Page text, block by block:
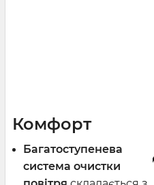
Комфорт
Багатоступенева
система очистки